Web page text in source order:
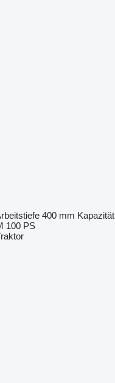
400 mm Kapazität
100 PS